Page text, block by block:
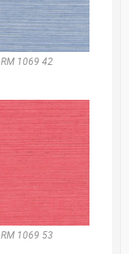
RM 1069 42
RM 1069 53